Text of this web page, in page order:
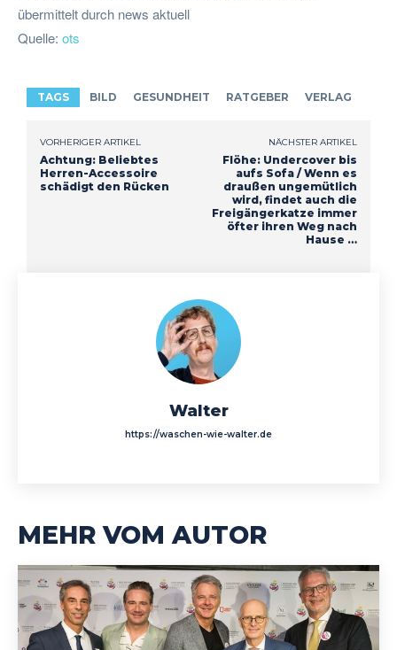
übermittelt durch news aktuell
Quelle: ots
TAGS BILD GESUNDHEIT RATGEBER VERLAG
VORHERIGER ARTIKEL
Achtung: Beliebtes
Herren-Accessoire
schädigt den Rücken
NÄCHSTER ARTIKEL
Flöhe: Undercover bis
aufs Sofa / Wenn es
draußen ungemütlich
wird, findet auch die
Freigängerkatze immer
öfter ihren Weg nach
Hause …
Walter
https://waschen-wie-walter.de
MEHR VOM AUTOR